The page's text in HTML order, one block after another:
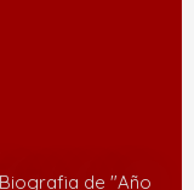
de "Año